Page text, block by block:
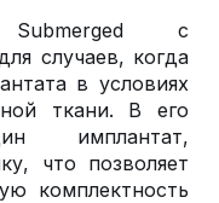
с
случаев, когда
в условиях
ткани. В его
имплантат,
что позволяет
комплектность